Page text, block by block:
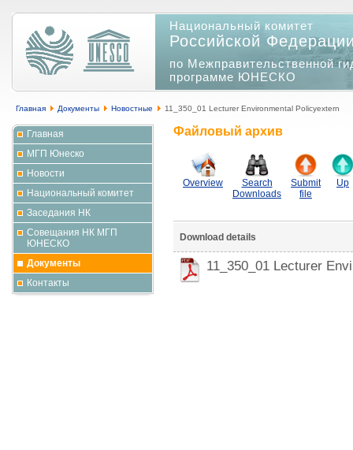
Национальный комитет
Российской
по Межправительственной
программе ЮНЕСКО
Главная Документы Новостные 11_350_01 Lecturer Environmental Policyextern
Главная
МГП Юнеско
Новости
Национальный комитет
Заседания НК
Совещания НК МГП
ЮНЕСКО
Документы
Контакты
Файловый архив
Overview
Search
Downloads
Submit
file
Up
Download details
11_350_01 Lecturer